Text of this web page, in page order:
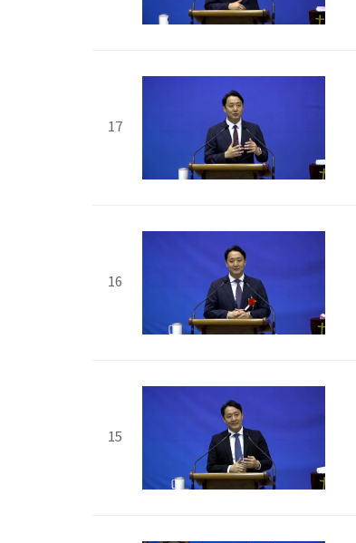
17
16
15